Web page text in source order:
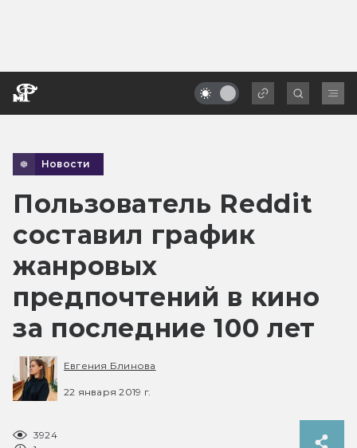
Новости
Пользователь Reddit
составил график
жанровых
предпочтений в кино
за последние 100 лет
Евгения Блинова
22 января 2019 г.
3924